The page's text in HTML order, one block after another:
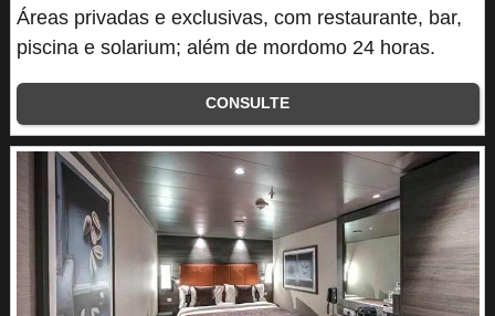
Áreas privadas e exclusivas, com restaurante, bar,
piscina e solarium; além de mordomo 24 horas.
CONSULTE